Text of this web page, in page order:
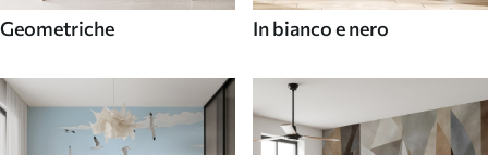
Geometriche In bianco e nero